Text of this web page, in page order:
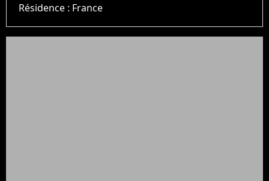
Résidence : France